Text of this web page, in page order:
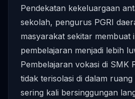
Pendekatan kekeluargaan
sekolah, pengurus PGRI
masyarakat sekitar membuat
pembelajaran menjadi lebih
Pembelajaran vokasi di SMK
tidak terisolasi di dalam ruang
sering kali bersinggungan